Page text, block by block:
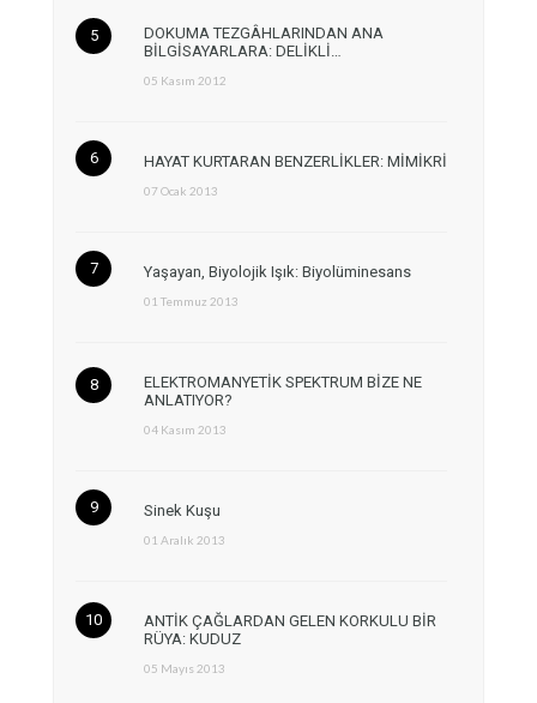
DOKUMA TEZGÂHLARINDAN ANA
BİLGİSAYARLARA: DELİKLİ…
05 Kasım 2012
HAYAT KURTARAN BENZERLİKLER: MİMİKRİ
07 Ocak 2013
Yaşayan, Biyolojik Işık: Biyolüminesans
01 Temmuz 2013
ELEKTROMANYETİK SPEKTRUM BİZE NE
ANLATIYOR?
04 Kasım 2013
Sinek Kuşu
01 Aralık 2013
ANTİK ÇAĞLARDAN GELEN KORKULU BİR
RÜYA: KUDUZ
05 Mayıs 2013